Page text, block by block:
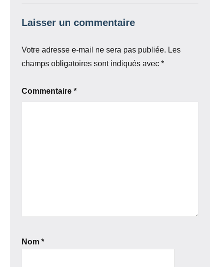
Laisser un commentaire
Votre adresse e-mail ne sera pas publiée. Les
champs obligatoires sont indiqués avec *
Commentaire *
Nom *